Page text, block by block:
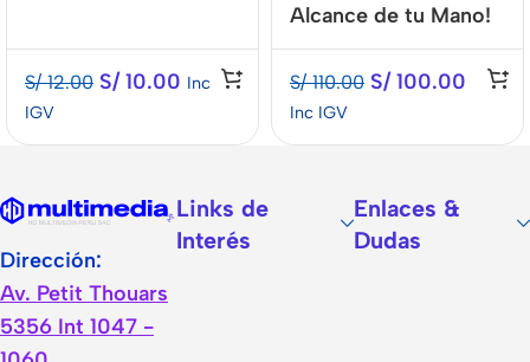
S/12.00 S/10.00 Inc
IGV
Alcance de tu Mano!
S/110.00 S/100.00
Inc IGV
Dirección:
Av. Petit Thouars
5356 Int 1047 -
Links de
Interés
Enlaces &
Dudas